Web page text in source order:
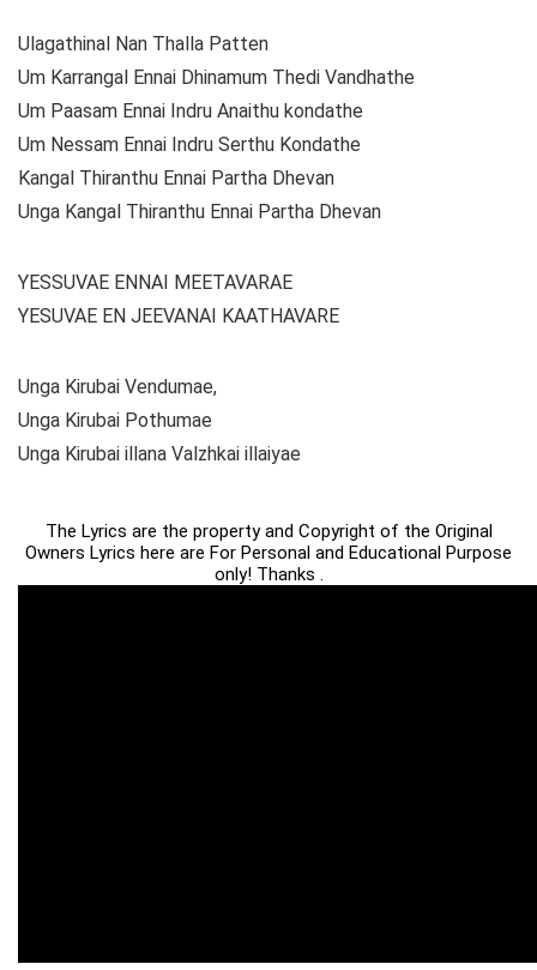
Ulagathinal Nan Thalla Patten
Um Karrangal Ennai Dhinamum Thedi Vandhathe
Um Paasam Ennai Indru Anaithu kondathe
Um Nessam Ennai Indru Serthu Kondathe
Kangal Thiranthu Ennai Partha Dhevan
Unga Kangal Thiranthu Ennai Partha Dhevan
YESSUVAE ENNAI MEETAVARAE
YESUVAE EN JEEVANAI KAATHAVARE
Unga Kirubai Vendumae,
Unga Kirubai Pothumae
Unga Kirubai illana Valzhkai illaiyae
The Lyrics are the property and Copyright of the Original
Owners Lyrics here are For Personal and Educational Purpose
only! Thanks .